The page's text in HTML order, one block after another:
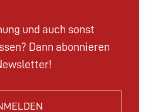
und auch sonst
Dann abonnieren